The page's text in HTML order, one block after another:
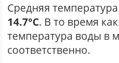
Средняя
14.7°C. В то время
температура воды в
соответственно.